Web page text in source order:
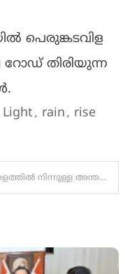
പെരുങ്കടവിള
തിരിയുന്ന
Light , rain , rise
കേരളത്തിൽ നിന്നുള്ള അന്തര്‍ സംസ്ഥാന സ്വകാര്യ ബസുകള്‍ നാളെ മുതൽ സര്‍വീസ് നിര്‍ത്തിവെക്കുന്നു.